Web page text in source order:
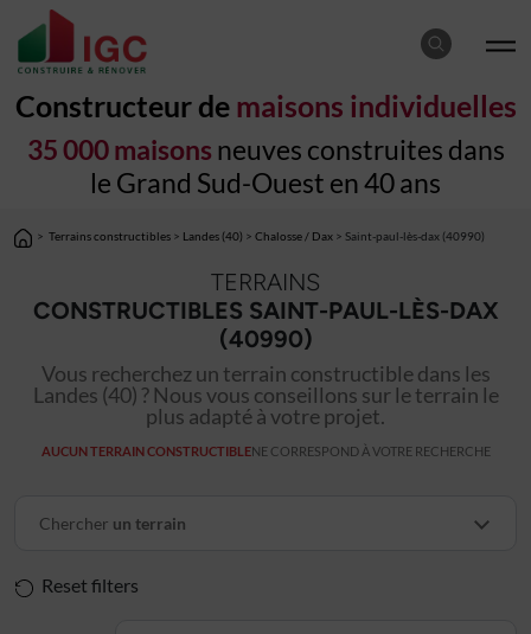
Constructeur de maisons individuelles
35 000 maisons neuves construites dans
le Grand Sud-Ouest en 40 ans
> Terrains constructibles > Landes (40) > Chalosse / Dax > Saint-paul-lès-dax (40990)
TERRAINS
CONSTRUCTIBLES SAINT-PAUL-LÈS-DAX
(40990)
Vous recherchez un terrain constructible dans les
Landes (40) ? Nous vous conseillons sur le terrain le
plus adapté à votre projet.
AUCUN TERRAIN CONSTRUCTIBLENE CORRESPOND À VOTRE RECHERCHE
Chercher un terrain
Reset filters